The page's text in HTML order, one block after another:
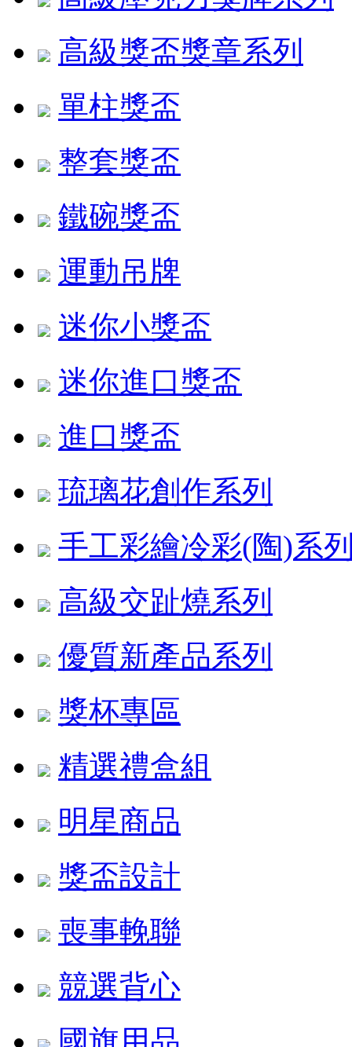
高級獎盃獎章系列
單柱獎盃
整套獎盃
鐵碗獎盃
運動吊牌
迷你小獎盃
迷你進口獎盃
進口獎盃
琉璃花創作系列
手工彩繪冷彩(陶)系
高級交趾燒系列
優質新產品系列
獎杯專區
精選禮盒組
明星商品
獎盃設計
喪事輓聯
競選背心